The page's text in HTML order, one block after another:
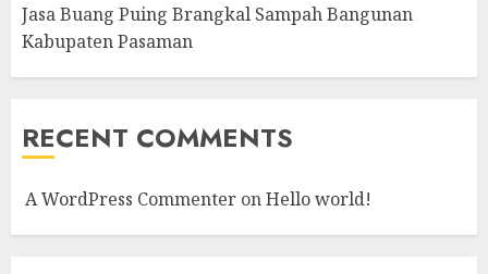
Jasa Buang Puing Brangkal Sampah Bangunan
Kabupaten Pasaman
RECENT COMMENTS
A WordPress Commenter onHello world!